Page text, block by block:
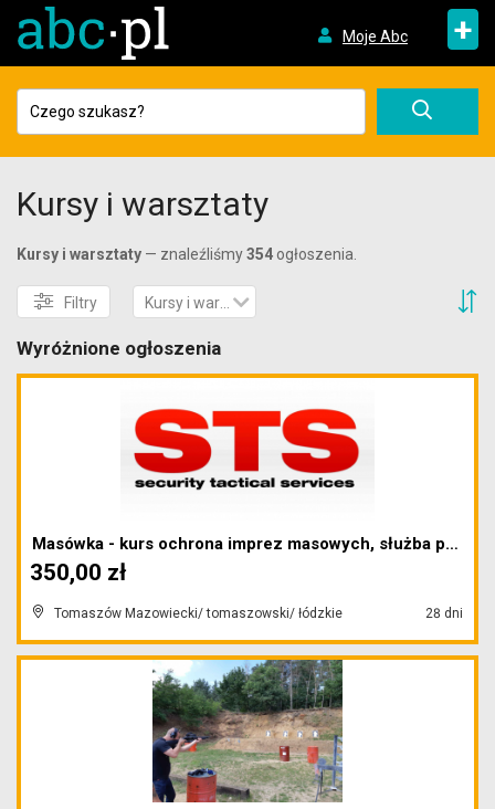
Moje Abc +
Kursy i warsztaty
Kursy i warsztaty — znaleźliśmy354 ogłoszenia.
Filtry Kursy i warsztaty
Wyróżnione ogłoszenia
Masówka - kurs ochrona imprez masowych, służba por...
Tomaszów Mazowiecki/ tomaszowski/ łódzkie 28 dni
350,00 zł